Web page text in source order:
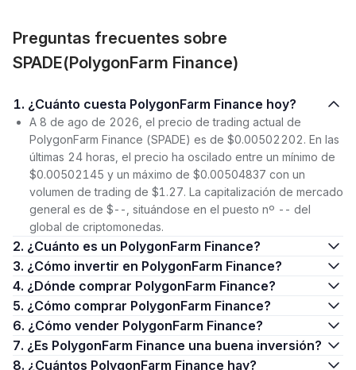
Preguntas frecuentes sobre
SPADE(PolygonFarm Finance)
1. ¿Cuánto cuesta PolygonFarm Finance hoy?
A 8 de ago de 2026, el precio de trading actual de
PolygonFarm Finance (SPADE) es de $0.00502202. En las
últimas 24 horas, el precio ha oscilado entre un mínimo de
$0.00502145 y un máximo de $0.00504837 con un
volumen de trading de $1.27. La capitalización de mercado
general es de $--, situándose en el puesto nº -- del
global de criptomonedas.
2. ¿Cuánto es un PolygonFarm Finance?
3. ¿Cómo invertir en PolygonFarm Finance?
4. ¿Dónde comprar PolygonFarm Finance?
5. ¿Cómo comprar PolygonFarm Finance?
6. ¿Cómo vender PolygonFarm Finance?
7. ¿Es PolygonFarm Finance una buena inversión?
8. ¿Cuántos PolygonFarm Finance hay?